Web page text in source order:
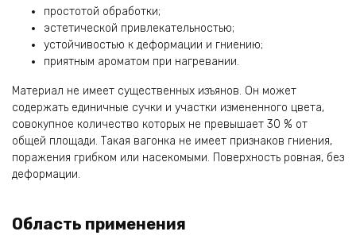
простотой обработки;
эстетической привлекательностью;
устойчивостью к деформации и гниению;
приятным ароматом при нагревании.
Материал не имеет существенных изъянов. Он может
содержать единичные сучки и участки измененного цвета,
совокупное количество которых не превышает 30­ % от
общей площади. Такая вагонка не имеет признаков гниения,
поражения грибком или насекомыми. Поверхность ровная, без
деформации.
Область применения